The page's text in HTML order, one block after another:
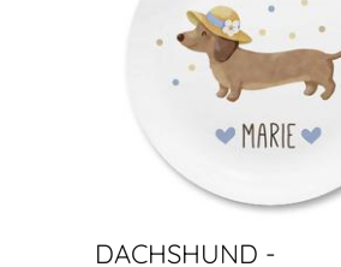
DACHSHUND -